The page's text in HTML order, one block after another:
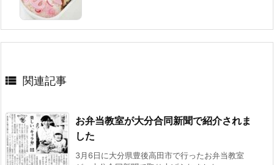
 関連記事
お弁当教室が大分合同新聞で紹介されま
した
3月6日に大分県豊後高田市で行ったお弁当教室